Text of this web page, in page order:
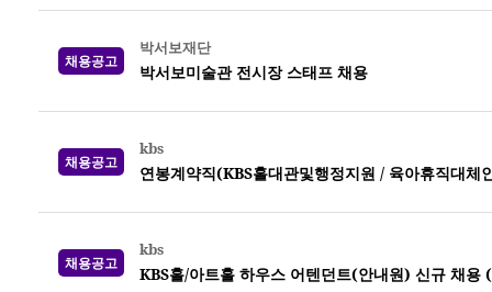
채용공고
박서보재단
박서보미술관 전시장 스태프 채용
채용공고
kbs
연봉계약직(KBS홀대관및행정지원 / 육아휴직대
채용공고
kbs
KBS홀/아트홀 하우스 어텐던트(안내원) 신규 채용